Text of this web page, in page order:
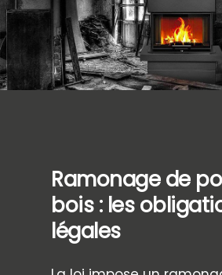
Ramonage de
bois : les
légales